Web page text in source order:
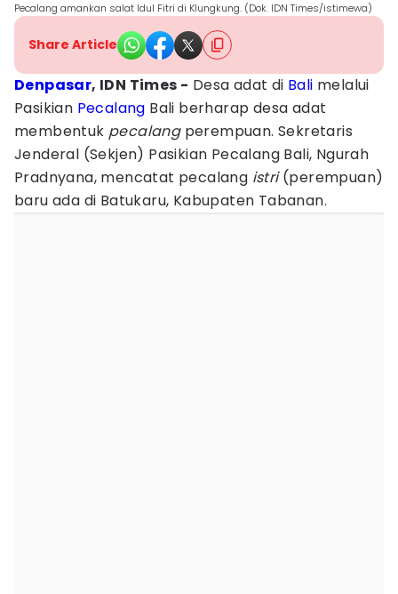
Pecalang amankan salat Idul Fitri di Klungkung. (Dok. IDN Times/istimewa)
Share Article
Denpasar, IDN Times - Desa adat di Bali melalui
Pasikian Pecalang Bali berharap desa adat
membentuk pecalangperempuan. Sekretaris
Jenderal (Sekjen) Pasikian Pecalang Bali, Ngurah
Pradnyana, mencatat pecalang istri(perempuan)
baru ada di Batukaru, Kabupaten Tabanan.